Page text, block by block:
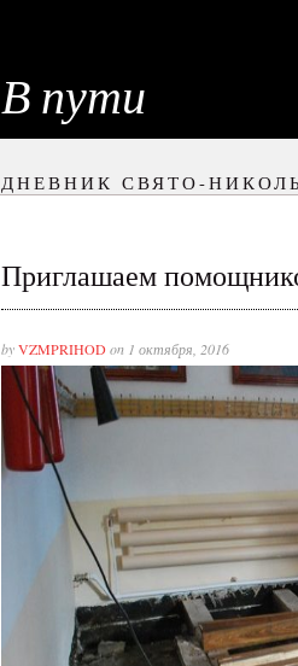
В пути
ДНЕВНИК СВЯТО-
Приглашаем
byVZMPRIHODon 1 октября, 2016